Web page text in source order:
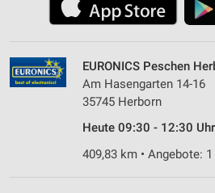
EURONICS Peschen
Am Hasengarten 14-16
35745 Herborn
Heute 09:30 - 12:30
409,83 km • Angebote: